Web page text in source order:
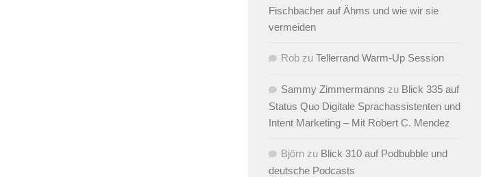
Fischbacher auf Ähms und wie wir sie
vermeiden
Rob zu Tellerrand Warm-Up Session
Sammy Zimmermanns zu Blick 335 auf
Status Quo Digitale Sprachassistenten und
Intent Marketing – Mit Robert C. Mendez
Björn zu Blick 310 auf Podbubble und
deutsche Podcasts